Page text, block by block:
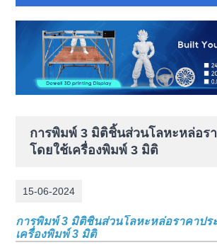
การพิมพ์ 3 มิติชิ้นส่วนโลหะหล่อร
โดยใช้เครื่องพิมพ์ 3 มิติ
15-06-2024
การพิมพ์ 3 มิติชิ้นส่วนโลหะหล่อราคาปร
เครื่องพิมพ์ 3 มิติ